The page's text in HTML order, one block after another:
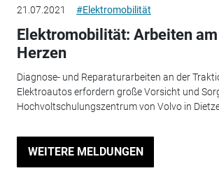
21.07.2021 #Elektromobilität
Elektromobilität: Arbeiten
Herzen
Diagnose- und Reparaturarbeiten an der
Elektroautos erfordern große Vorsicht und
Hochvoltschulungszentrum von Volvo in
WEITERE MELDUNGEN